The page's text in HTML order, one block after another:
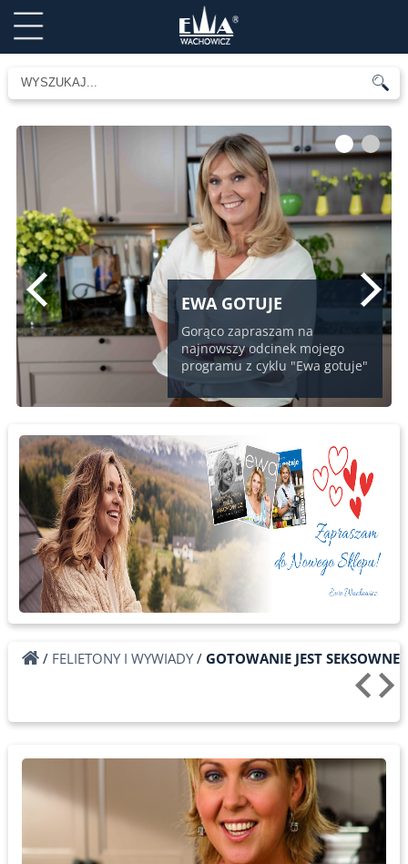
EWA GOTUJE
Gorąco zapraszam na
najnowszy odcinek mojego
programu z cyklu "Ewa gotuje"
1 2
/ FELIETONY I WYWIADY/ GOTOWANIE JEST SEKSOWNE